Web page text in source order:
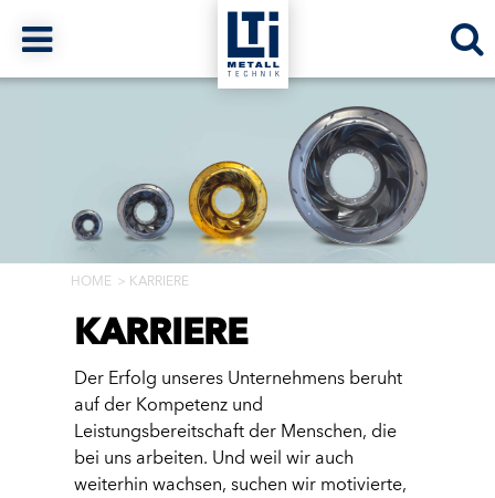
HOME KARRIERE
KARRIERE
Der Erfolg unseres Unternehmens beruht
auf der Kompetenz und
Leistungsbereitschaft der Menschen, die
bei uns arbeiten. Und weil wir auch
weiterhin wachsen, suchen wir motivierte,